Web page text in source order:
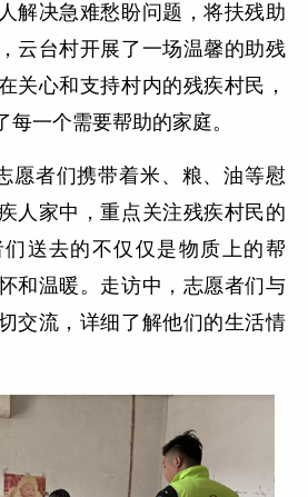
解决急难愁盼问题，将扶残助
云台村开展了一场温馨的助残
关心和支持村内的残疾村民，
一个需要帮助的家庭。
愿者们携带着米、粮、油等慰
人家中，重点关注残疾村民的
送去的不仅仅是物质上的帮
和温暖。走访中，志愿者们与
交流，详细了解他们的生活情